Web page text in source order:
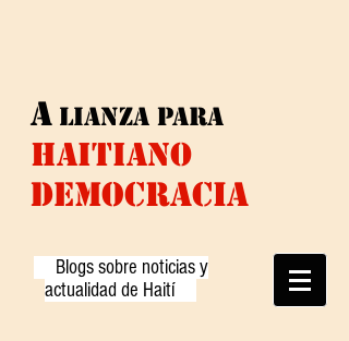
A lianza para
HAITIANO
DEMOCRACIA
Blogs sobre noticias y
actualidad de Haití